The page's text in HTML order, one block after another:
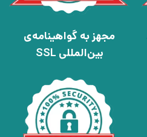
مجهز به گواهینامه‌ی
بین‌المللی SSL